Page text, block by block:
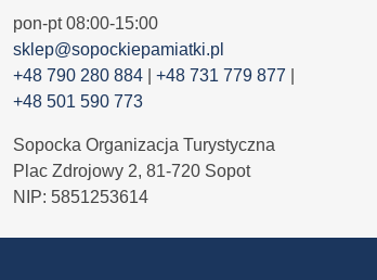
pon-pt 08:00-15:00
sklep@sopockiepamiatki.pl
+48 790 280 884| +48 731 779 877
+48 501 590 773
Sopocka Organizacja Turystyczna
Plac Zdrojowy 2, 81-720 Sopot
NIP: 5851253614